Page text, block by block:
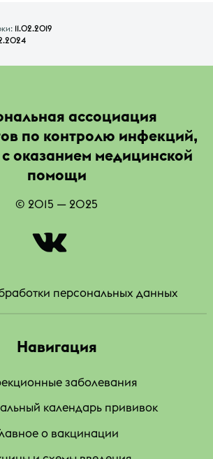
11.02.2019
ассоциация
по контролю инфекций,
оказанием медицинской
помощи
© 2015 — 2025
|
персональных данных
Навигация
заболевания
календарь прививок
о вакцинации